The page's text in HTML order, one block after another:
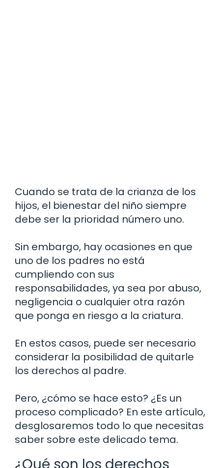
Cuando se trata de la crianza de los
hijos, el bienestar del niño siempre
debe ser la prioridad número uno.
Sin embargo, hay ocasiones en que
uno de los padres no está
cumpliendo con sus
responsabilidades, ya sea por abuso,
negligencia o cualquier otra razón
que ponga en riesgo a la criatura.
En estos casos, puede ser necesario
considerar la posibilidad de quitarle
los derechos al padre.
Pero, ¿cómo se hace esto? ¿Es un
proceso complicado? En este artículo,
desglosaremos todo lo que necesitas
saber sobre este delicado tema.